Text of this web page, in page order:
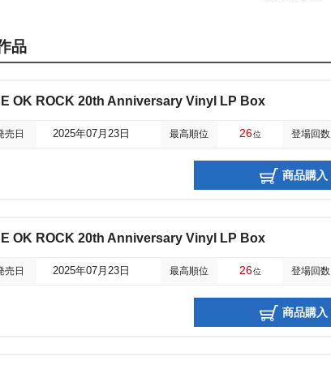
品
OK ROCK 20th Anniversary Vinyl LP Box
売日 2025年07月23日 最高順位 26位 登場回数
商品購入
OK ROCK 20th Anniversary Vinyl LP Box
売日 2025年07月23日 最高順位 26位 登場回数
商品購入